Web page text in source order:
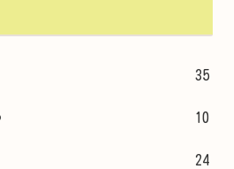
35
10
24